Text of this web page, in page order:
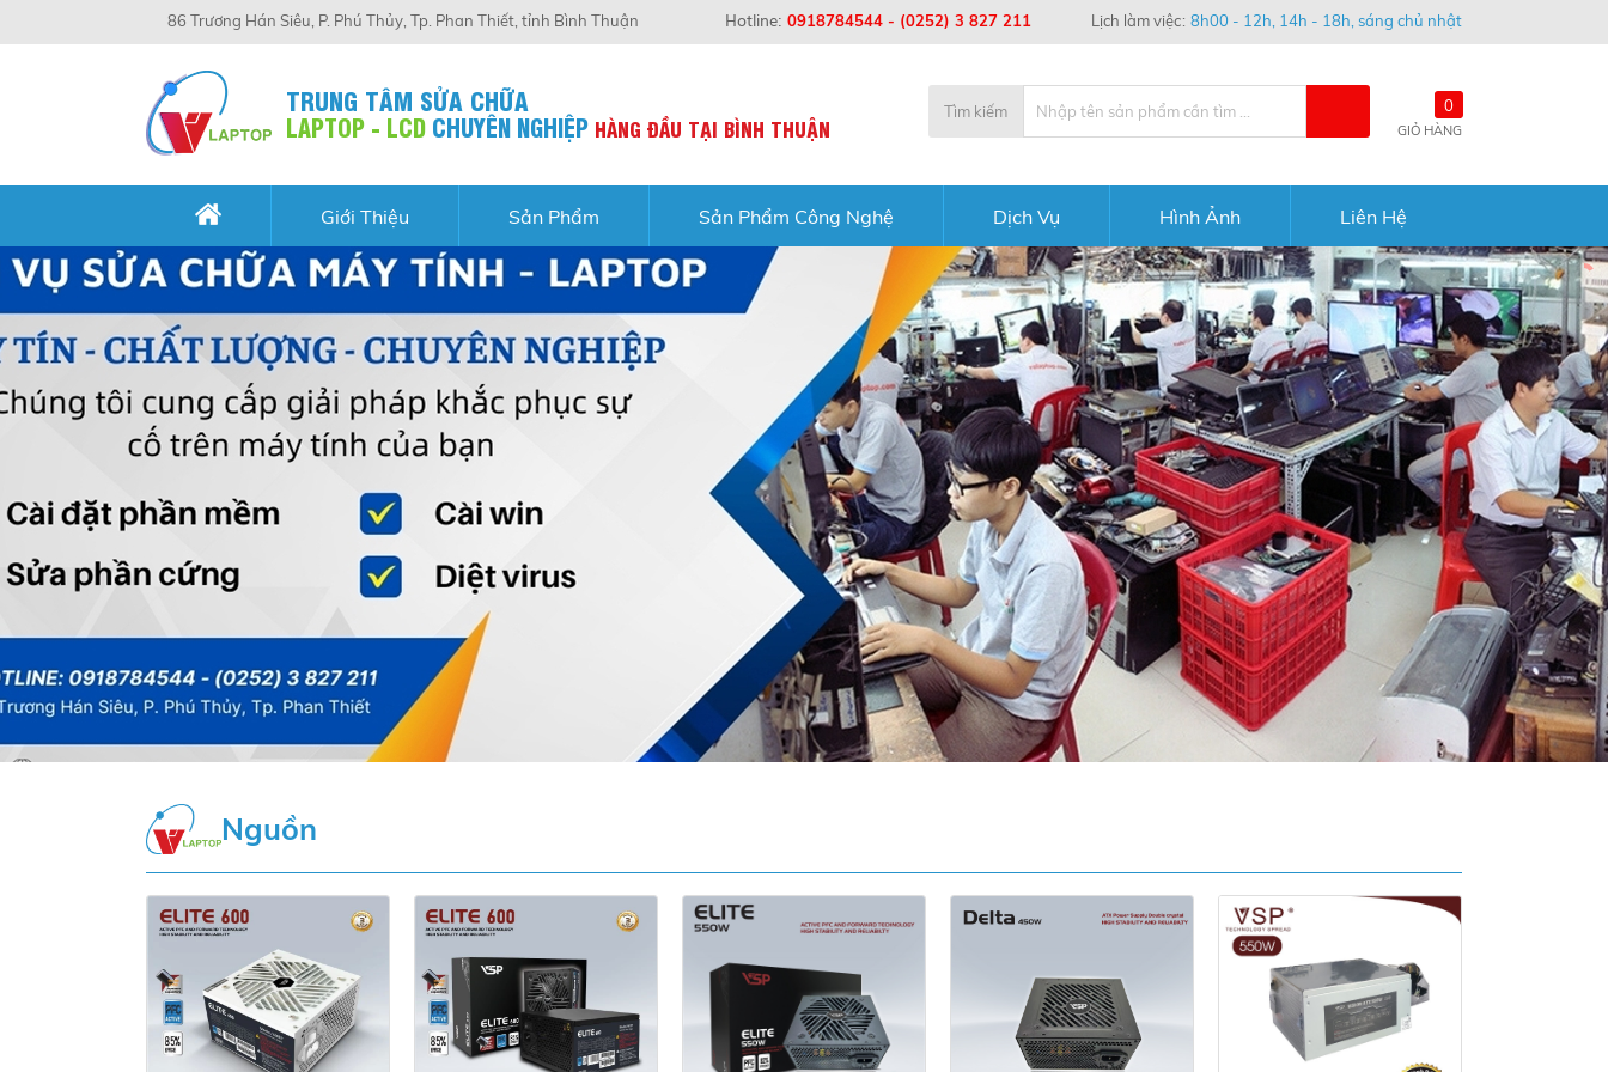
86 Trương Hán Siêu, P. Phú Thủy, Tp. Phan Thiết, tỉnh Bình Thuận Lịch làm việc 8h00 - 12h, 14h - 18h, sáng chủ nhật
Hotline: 0918784544 - (0252) 3 827 211
TRUNG TÂM SỬA CHỮA
LAPTOP - LCD CHUYÊN NGHIỆP HÀNG ĐẦU TẠI BÌNH THUẬN
0
GIỎ HÀNG
Tìm kiếm
Giới Thiệu Sản Phẩm Sản Phẩm Công Nghệ Dịch Vụ Hình Ảnh Liên Hệ
Nguồn